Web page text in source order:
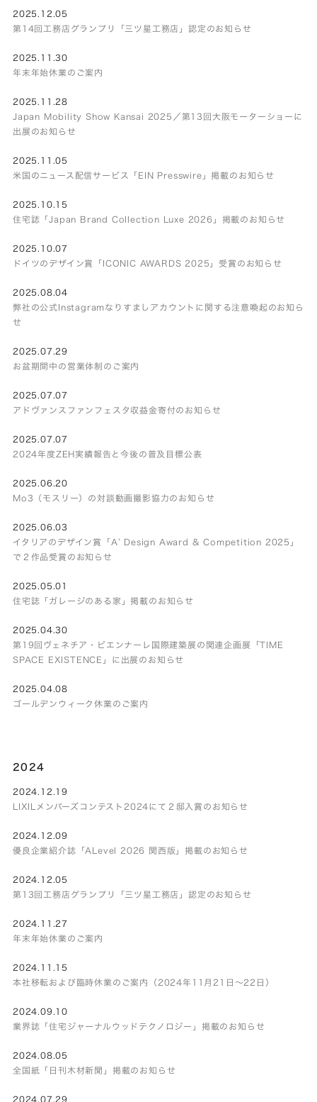
2025.12.05
第14回工務店グランプリ「三ツ星工務店」認定のお知らせ
2025.11.30
年末年始休業のご案内
2025.11.28
Japan Mobility Show Kansai 2025／第13回大阪モーターショーに
出展のお知らせ
2025.11.05
米国のニュース配信サービス「EIN Presswire」掲載のお知らせ
2025.10.15
住宅誌「Japan Brand Collection Luxe 2026」掲載のお知らせ
2025.10.07
ドイツのデザイン賞「ICONIC AWARDS 2025」受賞のお知らせ
2025.08.04
弊社の公式Instagramなりすましアカウントに関する注意喚起のお知ら
せ
2025.07.29
お盆期間中の営業体制のご案内
2025.07.07
アドヴァンスファンフェスタ収益金寄付のお知らせ
2025.07.07
2024年度ZEH実績報告と今後の普及目標公表
2025.06.20
Mo3（モスリー）の対談動画撮影協力のお知らせ
2025.06.03
イタリアのデザイン賞「A’ Design Award & Competition 2025」
で２作品受賞のお知らせ
2025.05.01
住宅誌「ガレージのある家」掲載のお知らせ
2025.04.30
第19回ヴェネチア・ビエンナーレ国際建築展の関連企画展「TIME
SPACE EXISTENCE」に出展のお知らせ
2025.04.08
ゴールデンウィーク休業のご案内
2024
2024.12.19
LIXILメンバーズコンテスト2024にて２邸入賞のお知らせ
2024.12.09
優良企業紹介誌「ALevel 2026 関西版」掲載のお知らせ
2024.12.05
第13回工務店グランプリ「三ツ星工務店」認定のお知らせ
2024.11.27
年末年始休業のご案内
2024.11.15
本社移転および臨時休業のご案内（2024年11月21日～22日）
2024.09.10
業界誌「住宅ジャーナルウッドテクノロジー」掲載のお知らせ
2024.08.05
全国紙「日刊木材新聞」掲載のお知らせ
2024.07.29